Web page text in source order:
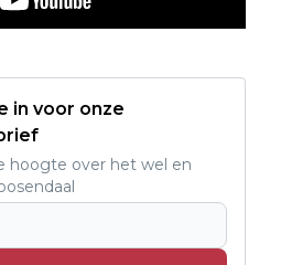
in voor onze
hoogte over het wel en